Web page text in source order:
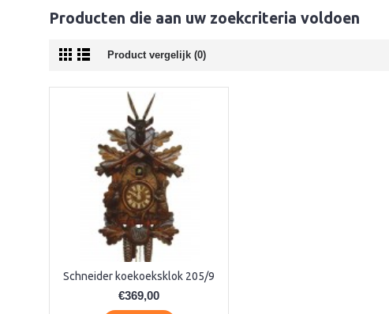
Producten die aan uw zoekcriteria voldoen
Product vergelijk (0)
Schneider koekoeksklok 205/9
€369,00